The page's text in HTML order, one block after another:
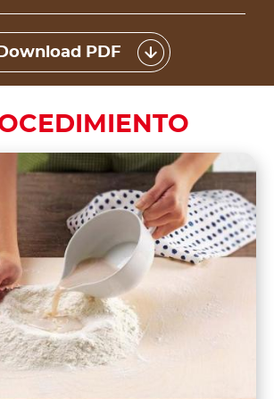
Download PDF